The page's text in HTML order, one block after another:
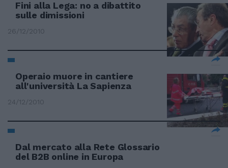
Fini alla Lega: no a dibattito
sulle dimissioni
26/12/2010
Operaio muore in cantiere
all'università La Sapienza
24/12/2010
Dal mercato alla Rete Glossario
del B2B online in Europa